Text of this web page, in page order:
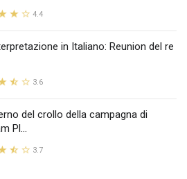
4.4
in Italiano: Reunion del re
3.6
del crollo della campagna di
Pl...
3.7